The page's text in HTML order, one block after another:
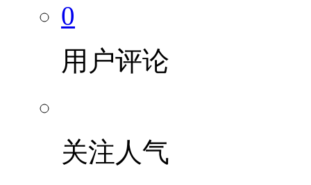
0
用户评论
关注人气